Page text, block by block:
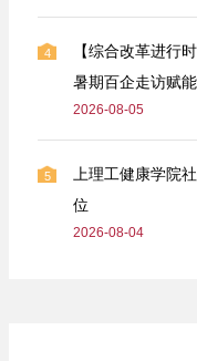
4
【综合改革进行
暑期百企走访赋
2026-08-05
5
上理工健康学院
位
2026-08-04